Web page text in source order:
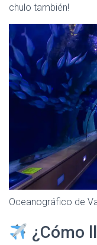
chulo también!
Oceanográfico de
¿Cómo